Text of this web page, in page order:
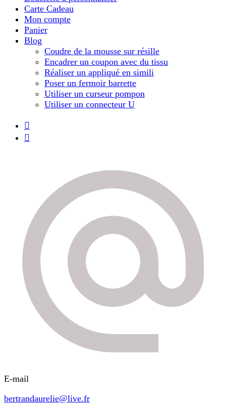
Carte Cadeau
Mon compte
Panier
Blog
Coudre de la mousse sur résille
Encadrer un coupon avec du tissu
Réaliser un appliqué en simili
Poser un fermoir barrette
Utiliser un curseur pompon
Utiliser un connecteur U
E-mail
bertrandaurelie@live.fr